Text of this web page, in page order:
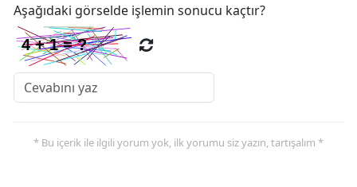
Aşağıdaki görselde işlemin sonucu kaçtır?
* Bu içerik ile ilgili yorum yok, ilk yorumu siz yazın, tartışalım *